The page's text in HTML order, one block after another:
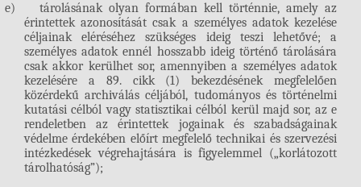
e)
tárolásának olyan formában kell történnie, amely az
érintettek azonosítását csak a személyes adatok kezelése
céljainak eléréséhez szükséges ideig teszi lehetővé; a
személyes adatok ennél hosszabb ideig történő tárolására
csak akkor kerülhet sor, amennyiben a személyes adatok
kezelésére a 89. cikk (1) bekezdésének megfelelően
közérdekű archiválás céljából, tudományos és történelmi
kutatási célból vagy statisztikai célból kerül majd sor, az e
rendeletben az érintettek jogainak és szabadságainak
védelme érdekében előírt megfelelő technikai és szervezési
intézkedések végrehajtására is figyelemmel („korlátozott
tárolhatóság”);